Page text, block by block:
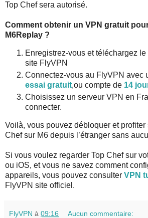
Top Chef sera autorisé.
Comment obtenir un VPN gratuit
M6Replay ?
Enregistrez-vous et téléchargez
site FlyVPN
Connectez-vous au FlyVPN avec
essai gratuit,ou compte de 14
Choisissez un serveur VPN en
connecter.
Voilà, vous pouvez débloquer et profiter
Chef sur M6 depuis l’étranger sans
Si vous voulez regarder Top Chef sur
ou iOS, et vous ne savez comment
appareils, vous pouvez consulter VPN
FlyVPN site officiel.
FlyVPN à 09:16 Aucun commentaire: